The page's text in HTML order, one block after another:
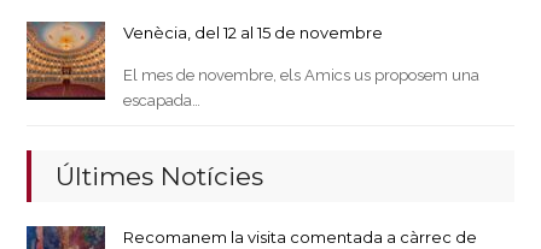
Venècia, del 12 al 15 de novembre
El mes de novembre, els Amics us proposem una
escapada…
Últimes Notícies
Recomanem la visita comentada a càrrec de